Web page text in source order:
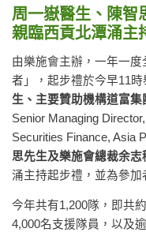
周一嶽醫生、陳智
親臨西貢北潭涌主
由樂施會主辦，一年一
者」，起步禮於今早11時
生、主要贊助機構道富集
Senior Managing
Securities Finance, Asia
思先生及樂施會總裁余志
涌主持起步禮，並為參加
今年共有1,200隊，即共
4,000名支援隊員，以及